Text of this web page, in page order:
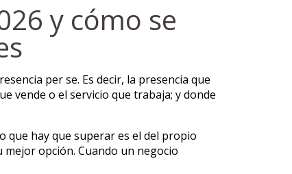
y cómo se
per se. Es decir, la presencia que
vende o el servicio que trabaja; y donde
que hay que superar es el del propio
opción. Cuando un negocio